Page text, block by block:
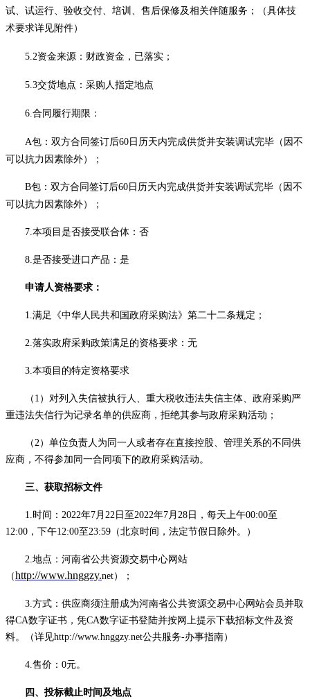
试、试运行、验收交付、培训、 售后保修及相关伴随服务；（具体技
术要求详见附件）
5.2资金来源：财政资金，已落实；
5.3交货地点：采购人指定地点
6.合同履行期限：
A包： 双方合同签订后60 日 历天内完成供货并安装调试完毕 （因不
可以抗力因素除外）；
B包： 双方合同签订后60 日 历天内完成供货并安装调试完毕 （因不
可以抗力因素除外）；
7.本项目是否接受联合体：否
8.是否接受进口产品： 是
申请人资格要求：
1.满足《中华人民共和国政府采购法》第二十二条规定；
2.落实政府采购政策满足的资格要求：无
3.本项目的特定资格要求
（ 1 ）对列入失信被执行人、 重大税收违法失信主体、政府采购严
重违法失信行为记录名单的供应商 ，拒绝其参与政府采购活动；
（2）单位负责人为同一人或者存在直接控股、管理关系的不同 供
应商 ，不得参加同一合同项下的政府采购活动。
三、获取招标文件
1.时间：2022年7月 22 日至2022年7月 28 日， 每天上午00:00至
12:00，下午12:00至23:59 （北京时间，法定节假日除外。）
2.地点：河南省公共资源交易中心网站
（http://www.hnggzy.net）；
3.方式： 供应商须注册成为河南省公共资源交易中心网站会员并取
得CA数字证书，凭CA数字证书登陆并按网上提示下载招标文件及资
料。（详见http://www.hnggzy.net公共服务-办事指南）
4.售价：0元。
四、投标截止时间及地点